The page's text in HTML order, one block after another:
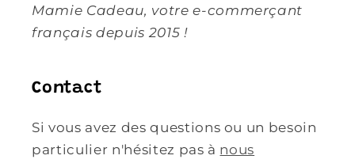
Mamie Cadeau, votre e-commerçant
français depuis 2015 !
Contact
Si vous avez des questions ou un besoin
particulier n'hésitez pas à nous